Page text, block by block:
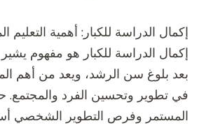
إكمال الدراسة للكبار: أهمية التعليم
إكمال الدراسة للكبار هو مفهوم
بعد بلوغ سن الرشد، ويعد من أهم
في تطوير وتحسين الفرد والمجتمع.
المستمر وفرص التطوير الشخصي